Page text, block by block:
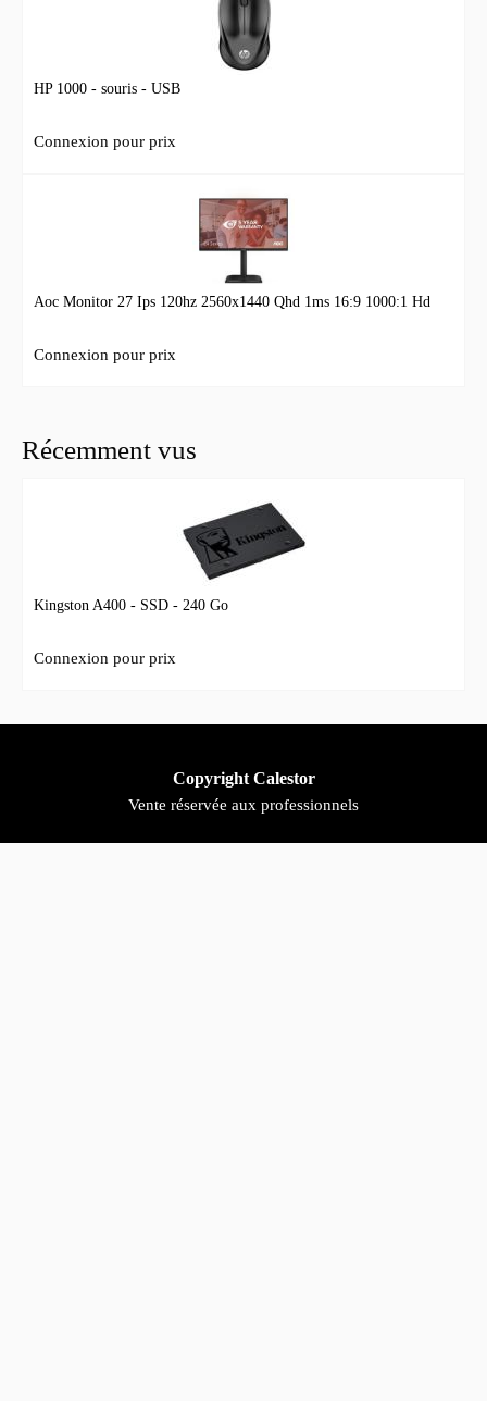
HP 1000 - souris - USB
Connexion pour prix
Aoc Monitor 27 Ips 120hz 2560x1440 Qhd 1ms 16:9 1000:1 Hd
Connexion pour prix
Récemment vus
Kingston A400 - SSD - 240 Go
Connexion pour prix
Copyright Calestor
Vente réservée aux professionnels